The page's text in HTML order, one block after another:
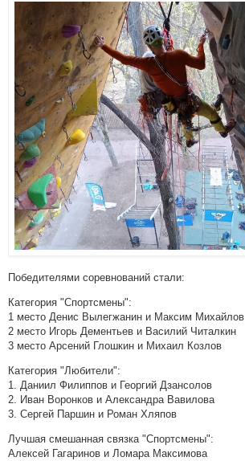
Победителями соревнований стали:
Категория "Спортсмены":
1 место Денис Вылегжанин и Максим Михайлов
2 место Игорь Дементьев и Василий Читалкин
3 место Арсений Глошкин и Михаил Козлов
Категория "Любители":
1. Даниил Филиппов и Георгий Дзансолов
2. Иван Воронков и Александра Вавилова
3. Сергей Паршин и Роман Хляпов
Лучшая смешанная связка "Спортсмены":
Алексей Гагаринов и Ломара Максимова